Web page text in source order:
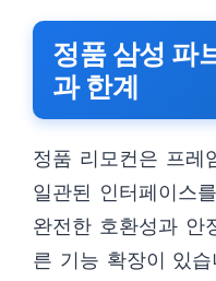
정품 삼성 파
과 한계
정품 리모컨은 프레
일관된 인터페이스
완전한 호환성과 안
른 기능 확장이 있